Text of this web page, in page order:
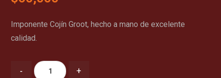
Imponente Cojín Groot, hecho a mano de excelente
calidad.
- +